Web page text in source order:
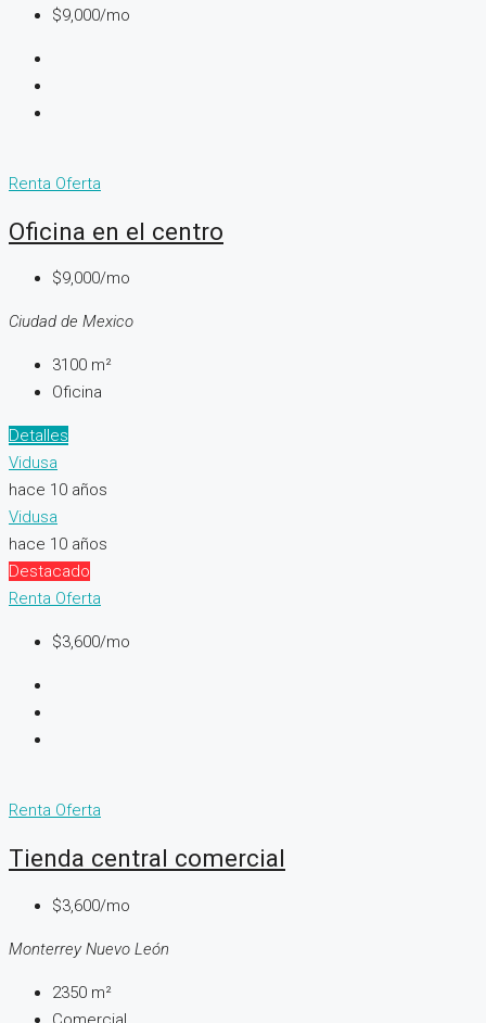
$9,000/mo
Renta Oferta
Oficina en el centro
$9,000/mo
Ciudad de Mexico
3100 m²
Oficina
Detalles
Vidusa
hace 10 años
Vidusa
hace 10 años
Destacado
Renta Oferta
$3,600/mo
Renta Oferta
Tienda central comercial
$3,600/mo
Monterrey Nuevo León
2350 m²